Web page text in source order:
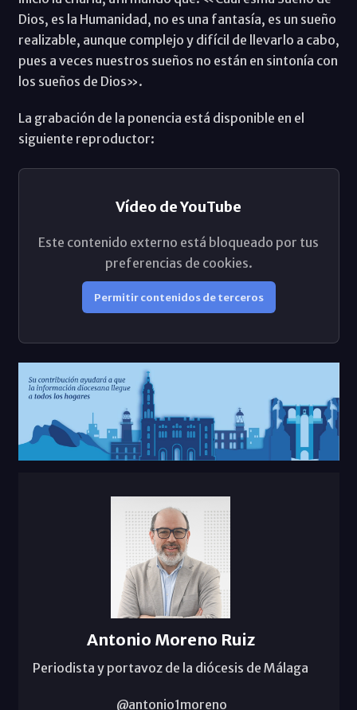
Dios, es la Humanidad, no es una fantasía, es un sueño
realizable, aunque complejo y difícil de llevarlo a cabo,
pues a veces nuestros sueños no están en sintonía con
los sueños de Dios».
La grabación de la ponencia está disponible en el
siguiente reproductor:
Vídeo de YouTube
Este contenido externo está bloqueado por tus
preferencias de cookies.
Permitir contenidos de terceros
Antonio Moreno Ruiz
Periodista y portavoz de la diócesis de Málaga
@antonio1moreno